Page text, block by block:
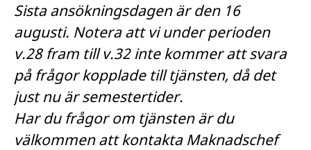
Sista ansökningsdagen är den 16
augusti. Notera att vi under perioden
v.28 fram till v.32 inte kommer att svara
på frågor kopplade till tjänsten, då det
just nu är semestertider.
Har du frågor om tjänsten är du
välkommen att kontakta Maknadschef